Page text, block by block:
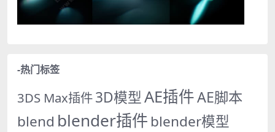
-热门标签
3DS Max插件3D模型AE插件AE脚本
blend blender插件 blender模型